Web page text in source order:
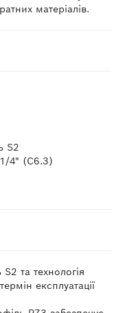
матеріалів.
S2
4" (C6.3)
та технологія
експлуатації